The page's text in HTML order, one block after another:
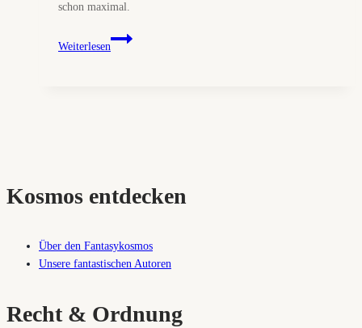
schon maximal.
Weiterlesen
Fourth
Wing
Sakraya
für
Xaden
Kosmos entdecken
Über den Fantasykosmos
Unsere fantastischen Autoren
Recht & Ordnung